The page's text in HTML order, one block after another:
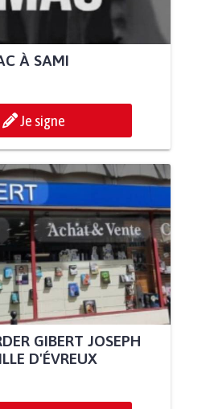
À SAMI
Je signe
GIBERT JOSEPH
D'ÉVREUX